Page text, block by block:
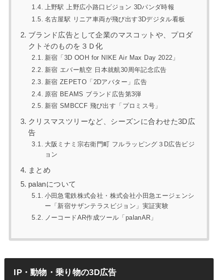
上野駅 上野広小路口ビジョン 3Dパンダ時報
名古屋駅 リニア車両が飛び出す3Dデジタル看板
ブランド広告として企業のマスコットや、プロダ
クトそのものを３Ｄ化
新宿「3D OOH for NIKE Air Max Day 2022」
新宿 エバー航空 日本就航30周年記念広告
新宿 ZEPETO「2Dアバター」広告
原宿 BEAMS ブランド広告第3弾
新宿 SMBCCF 飛び出す「プロミス号」
クリスマスツリーなど、シーズンに合わせた3D広
告
大阪ミナミ宗右衛門町 フルラッピング３D広告ビジ
ョン
まとめ
palanについて
小田急電鉄株式会社・株式会社小田急エージェンシ
ー「新宿サザンテラスビジョン」実証実験
ノーコードAR作成ツール「palanAR」
IP・動物・乗り物の3D広告